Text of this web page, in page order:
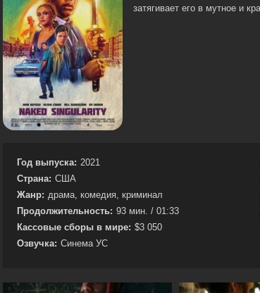
затягивает его в мутное и
Год выпуска: 2021
Страна: США
Жанр: драма, комедия, криминал
Продолжительность: 93 мин. / 01:33
Кассовые сборы в мире: $3 050
Озвучка: Синема УС